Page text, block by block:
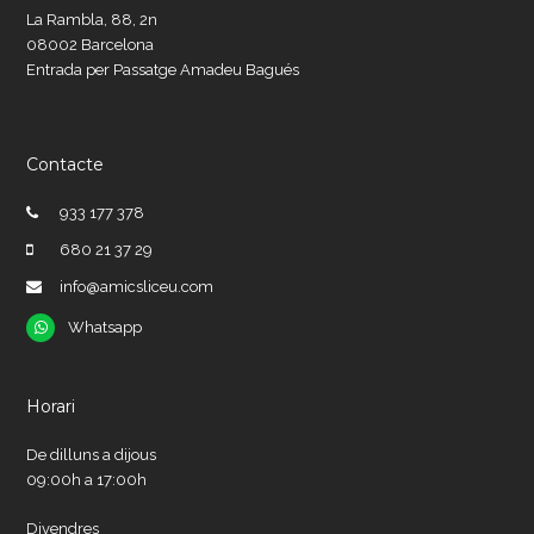
La Rambla, 88, 2n
08002 Barcelona
Entrada per Passatge Amadeu Bagués
Contacte
933 177 378
680 21 37 29
info@amicsliceu.com
Whatsapp
Whatsapp
Horari
De dilluns a dijous
09:00h a 17:00h
Divendres